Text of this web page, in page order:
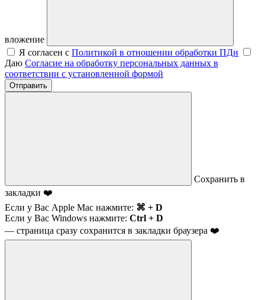
вложение
Я согласен с Политикой в отношении обработки ПДн
Даю Согласие на обработку персональных данных в
соответствии с установленной формой
Отправить
Сохранить в
закладки ❤️
Если у Вас Apple Mac нажмите: ⌘ + D
Если у Вас Windows нажмите: Ctrl + D
— страница сразу сохранится в закладки браузера ❤️